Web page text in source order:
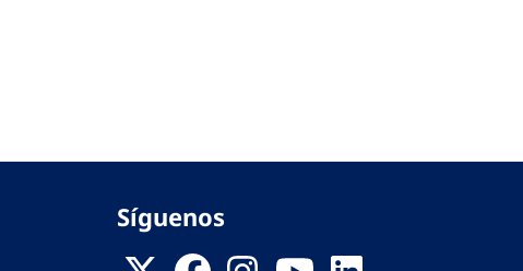
Síguenos